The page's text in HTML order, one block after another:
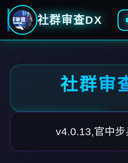
社群审查DX
社群审
v4.0.13,官中步